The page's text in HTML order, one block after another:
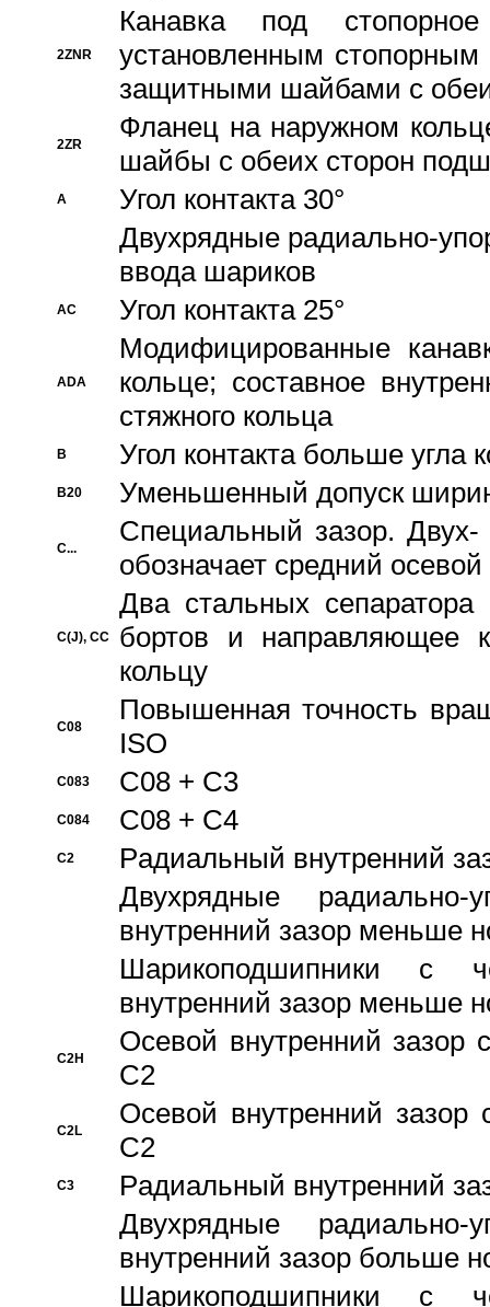
2ZNR
Канавка под
установленным
защитными шайбами с
2ZR
Фланец на наружном
шайбы с обеих сторон
A
Угол контакта 30°
Двухрядные радиально-
ввода шариков
AC Угол контакта 25°
ADA
Модифицированные
кольце; составное
стяжного кольца
B Угол контакта больше угла
B20 Уменьшенный допуск
C...
Специальный зазор.
обозначает средний
C(J), CC
Два стальных сепаратора
бортов и направляющее
кольцу
C08
Повышенная точность
ISO
C083 C08 + C3
C084 C08 + C4
C2
Pадиальный внутренний
Двухрядные радиально-
внутренний зазор меньше
Шарикоподшипники с
внутренний зазор меньше
C2H
Осевой внутренний зазор
C2
C2L
Осевой внутренний зазор
C2
C3
Pадиальный внутренний
Двухрядные радиально-
внутренний зазор больше
Шарикоподшипники с